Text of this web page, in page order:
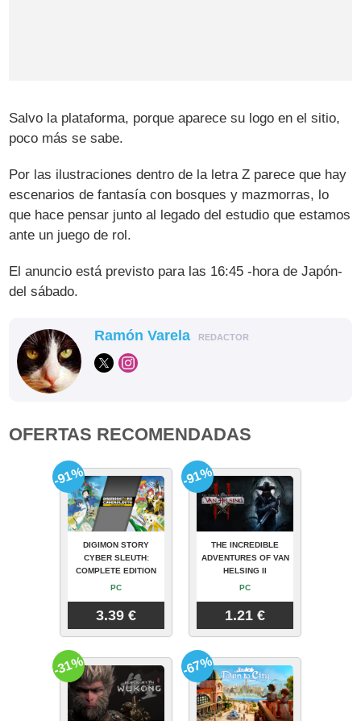
Salvo la plataforma, porque aparece su logo en el sitio,
poco más se sabe.
Por las ilustraciones dentro de la letra Z parece que hay
escenarios de fantasía con bosques y mazmorras, lo
que hace pensar junto al legado del estudio que estamos
ante un juego de rol.
El anuncio está previsto para las 16:45 -hora de Japón-
del sábado.
Ramón Varela REDACTOR
OFERTAS RECOMENDADAS
DIGIMON STORY
CYBER SLEUTH:
COMPLETE EDITION
PC
3.39 €
-91%
THE INCREDIBLE
ADVENTURES OF VAN
HELSING II
PC
1.21 €
-91%
-31% -67%